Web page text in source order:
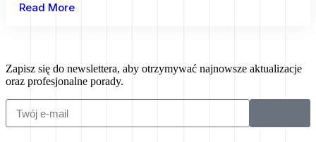
Read More
Zapisz się do newslettera, aby otrzymywać najnowsze aktualizacje
oraz profesjonalne porady.